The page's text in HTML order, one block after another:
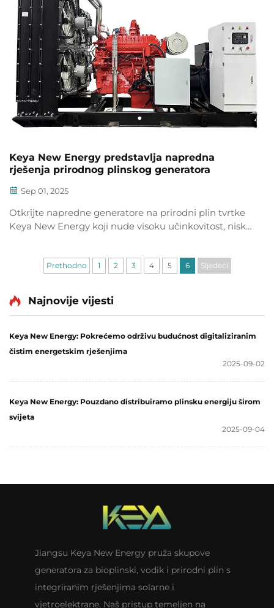
Keya New Energy predstavlja napredna
rješenja prirodnog plinskog generatora
Sep 01, 2025
Otkrijte napredne generatore na prirodni plin tvrtke
Keya New Energy koji nude visoku učinkovitost, niske
Prethodno 1 2 3 4 5 6 Sljedeći
Najnovije vijesti
Keya New Energy: Pokrećemo održivu budućnost digitaliziranim
čistim energetskim rješenjima
2025-09-02
Keya New Energy: Pouzdano distribuiramo plinsku energiju širom
svijeta
2025-09-04
Jiangsu Keya New Energy pruža skupove
generatora za bioplinski, vodik i prirodni plin s
integriranim rješenjima solarne i
vjetroelektrane. Naš pristup temeljen na